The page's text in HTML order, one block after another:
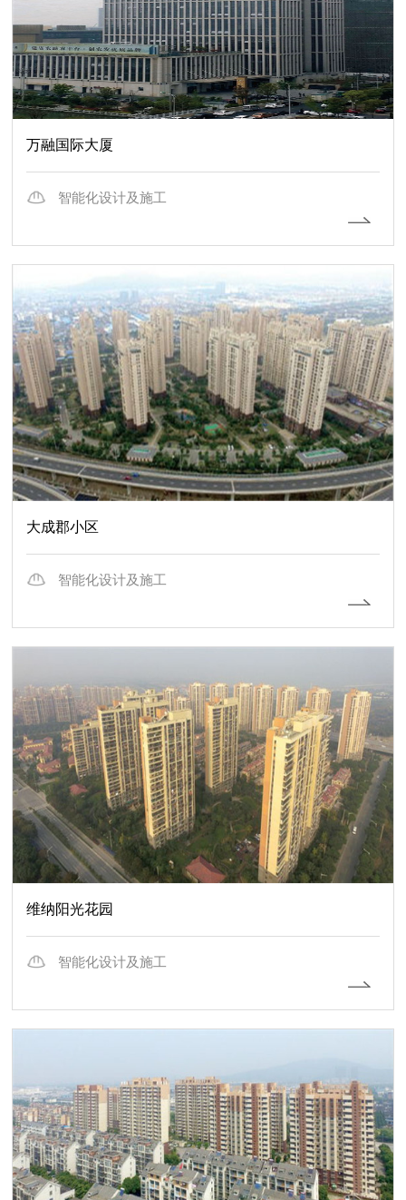
万融国际大厦
智能化设计及施工
大成郡小区
智能化设计及施工
维纳阳光花园
智能化设计及施工